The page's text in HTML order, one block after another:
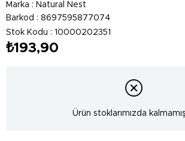
Marka : Natural Nest
Barkod : 8697595877074
Stok Kodu
10000202351
₺193,90
Ürün stoklarımızda